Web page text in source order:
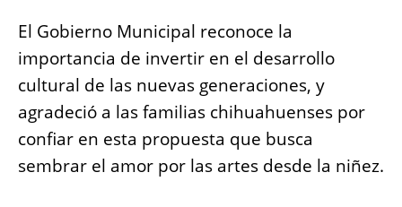
El Gobierno Municipal reconoce la
importancia de invertir en el desarrollo
cultural de las nuevas generaciones, y
agradeció a las familias chihuahuenses por
confiar en esta propuesta que busca
sembrar el amor por las artes desde la niñez.